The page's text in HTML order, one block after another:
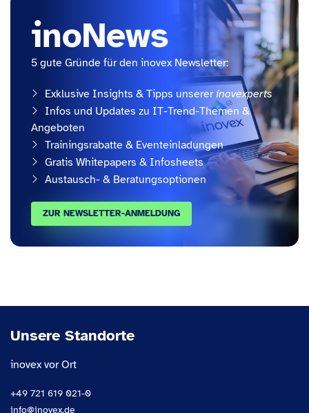
inoNews
5 gute Gründe für den inovex Newsletter:
Exklusive Insights & Tipps unserer inovexperts
Infos und Updates zu IT-Trend-Themen &
Angeboten
Trainingsrabatte & Eventeinladungen
Gratis Whitepapers & Infosheets
Austausch- & Beratungsoptionen
ZUR NEWSLETTER-ANMELDUNG
Unsere Standorte
inovex vor Ort
+49 721 619 021-0
info@inovex.de